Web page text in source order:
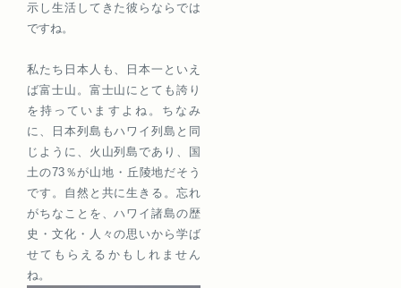
示し生活してきた彼らならでは
ですね。
私たち日本人も、日本一といえ
ば富士山。富士山にとても誇り
を持っていますよね。ちなみ
に、日本列島もハワイ列島と同
じように、火山列島であり、国
土の73％が山地・丘陵地だそう
です。自然と共に生きる。忘れ
がちなことを、ハワイ諸島の歴
史・文化・人々の思いから学ば
せてもらえるかもしれません
ね。